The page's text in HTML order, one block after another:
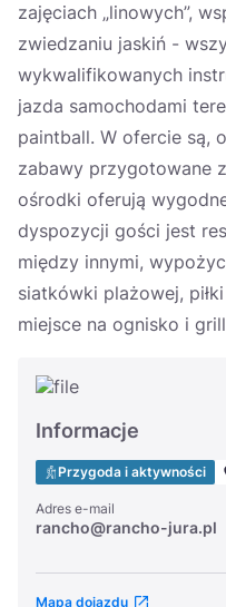
zajęciach „linowych”,
zwiedzaniu jaskiń -
wykwalifikowanych
jazda samochodami
paintball. W ofercie są,
zabawy przygotowane
ośrodki oferują
dyspozycji gości jest
między innymi,
siatkówki plażowej,
miejsce na ognisko i
Informacje
Przygoda i aktywności
Adres e-mail
rancho@rancho-jura.pl
Mapa dojazdu